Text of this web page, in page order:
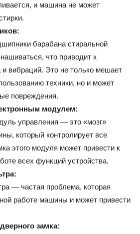
и машина не может
барабана стиральной
что приводит к
вибраций. Это не только мешает
техники, но и может
повреждения.
модулем:
управления — это «мозг»
который контролирует все
этого модуля может привести к
всех функций устройства.
— частая проблема, которая
работе машины и может привести
замка: